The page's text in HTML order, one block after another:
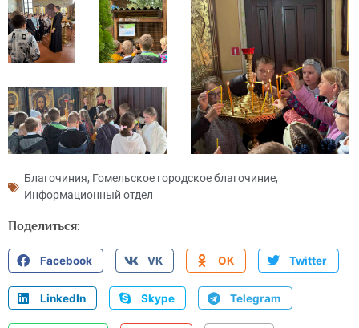
Благочиния, Гомельское городское благочиние,
Информационный отдел
Поделиться:
Facebook VK OK Twitter
LinkedIn Skype Telegram